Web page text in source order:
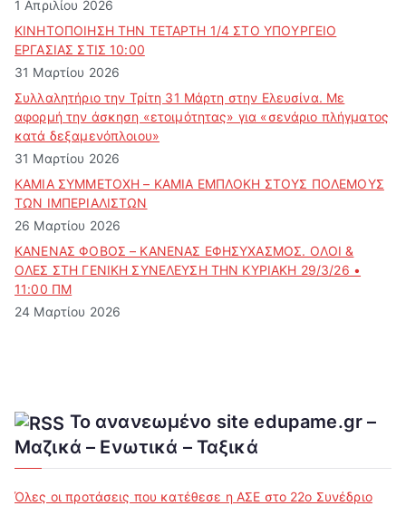
1 Απριλίου 2026
ΚΙΝΗΤΟΠΟΙΗΣΗ ΤΗΝ ΤΕΤΑΡΤΗ 1/4 ΣΤΟ ΥΠΟΥΡΓΕΙΟ
ΕΡΓΑΣΙΑΣ ΣΤΙΣ 10:00
31 Μαρτίου 2026
Συλλαλητήριο την Τρίτη 31 Μάρτη στην Ελευσίνα. Με
αφορμή την άσκηση «ετοιμότητας» για «σενάριο πλήγματος
κατά δεξαμενόπλοιου»
31 Μαρτίου 2026
ΚΑΜΙΑ ΣΥΜΜΕΤΟΧΗ – ΚΑΜΙΑ ΕΜΠΛΟΚΗ ΣΤΟΥΣ ΠΟΛΕΜΟΥΣ
ΤΩΝ ΙΜΠΕΡΙΑΛΙΣΤΩΝ
26 Μαρτίου 2026
ΚΑΝΕΝΑΣ ΦΟΒΟΣ – ΚΑΝΕΝΑΣ ΕΦΗΣΥΧΑΣΜΟΣ. ΟΛΟΙ &
ΟΛΕΣ ΣΤΗ ΓΕΝΙΚΗ ΣΥΝΕΛΕΥΣΗ ΤΗΝ ΚΥΡΙΑΚΗ 29/3/26 •
11:00 ΠΜ
24 Μαρτίου 2026
Το ανανεωμένο site edupame.gr –
Μαζικά – Ενωτικά – Ταξικά
Όλες οι προτάσεις που κατέθεσε η ΑΣΕ στο 22ο Συνέδριο